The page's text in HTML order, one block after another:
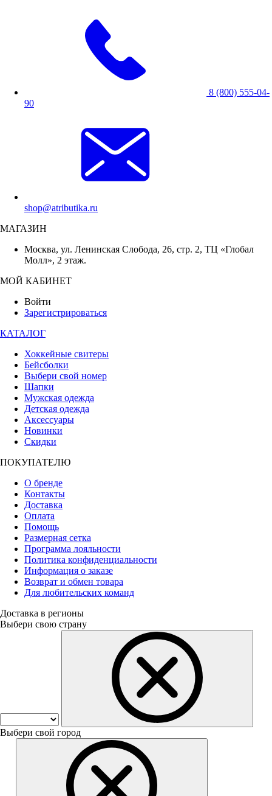
8 (800) 555-04-
90
shop@atributika.ru
МАГАЗИН
Москва, ул. Ленинская Слобода, 26, стр. 2, ТЦ «Глобал
Молл», 2 этаж.
МОЙ КАБИНЕТ
Войти
Зарегистрироваться
КАТАЛОГ
Хоккейные свитеры
Бейсболки
Выбери свой номер
Шапки
Мужская одежда
Детская одежда
Аксессуары
Новинки
Скидки
ПОКУПАТЕЛЮ
О бренде
Контакты
Доставка
Оплата
Помощь
Размерная сетка
Программа лояльности
Политика конфиденциальности
Информация о заказе
Возврат и обмен товара
Для любительских команд
Доставка в регионы
Выбери свою страну
Выбери свой город